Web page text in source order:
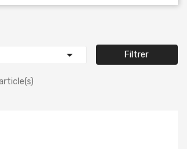
 Filtrer